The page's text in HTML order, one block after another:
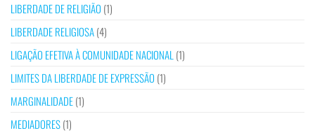
LIBERDADE DE RELIGIÃO (1)
LIBERDADE RELIGIOSA(4)
LIGAÇÃO EFETIVA À COMUNIDADE NACIONAL(1)
LIMITES DA LIBERDADE DE EXPRESSÃO (1)
MARGINALIDADE(1)
MEDIADORES(1)